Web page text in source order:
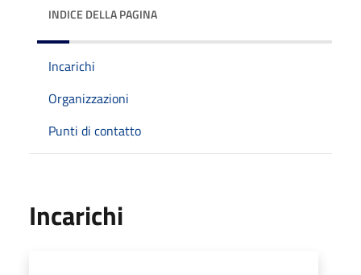
INDICE DELLA PAGINA
Incarichi
Organizzazioni
Punti di contatto
Incarichi